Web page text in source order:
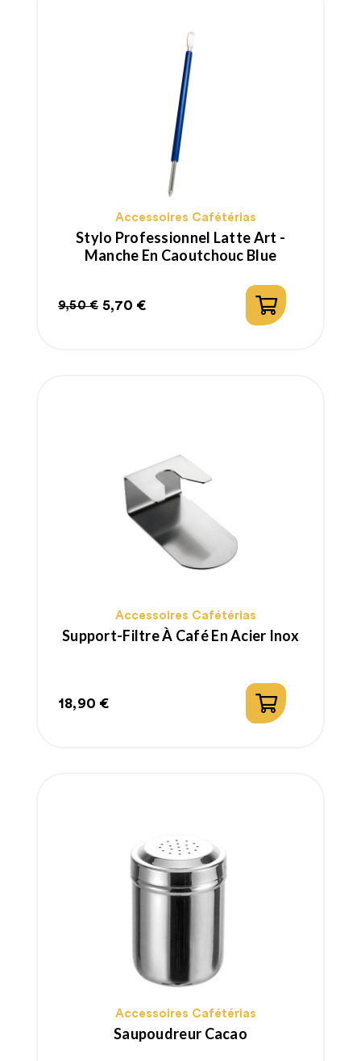
Accessoires Cafétérias
Stylo Professionnel Latte Art -
Manche En Caoutchouc Blue
Prix
9,50 €
Prix
5,70 €
Accessoires Cafétérias
Support-Filtre À Café En Acier Inox
Prix
18,90 €
Accessoires Cafétérias
Saupoudreur Cacao